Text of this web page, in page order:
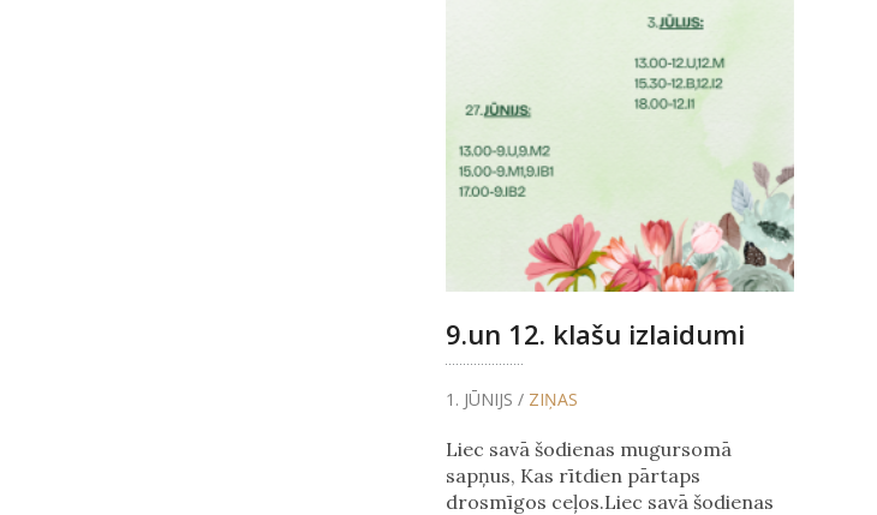
9.un 12. klašu izlaidumi
1. JŪNIJS / ZIŅAS
Liec savā šodienas mugursomā
sapņus, Kas rītdien pārtaps
drosmīgos ceļos.Liec savā šodienas